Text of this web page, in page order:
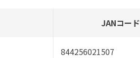
JANコード
844256021507